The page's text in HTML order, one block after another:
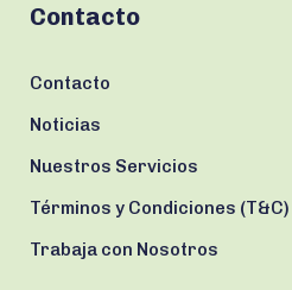
Contacto
Contacto
Noticias
Nuestros Servicios
Términos y Condiciones (T&C)
Trabaja con Nosotros